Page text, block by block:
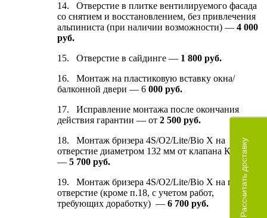
14. Отверстие в плитке вентилируемого фасада
со снятием и восстановлением, без привлечения
альпиниста (при наличии возможности) — 4 000
руб.
15. Отверстие в сайдинге — 1 800 руб.
16. Монтаж на пластиковую вставку окна/
балконной двери — 6 000 руб.
17. Исправление монтажа после окончания
действия гарантии — от 2 500 руб.
18. Монтаж бризера 4S/O2/Lite/Bio X на
отверстие диаметром 132 мм от клапана КИВ-125
— 5 700 руб.
19. Монтаж бризера 4S/O2/Lite/Bio X на готовое
отверстие (кроме п.18, с учетом работ,
требующих доработку) — 6 700 руб.
Рассчитать доставку